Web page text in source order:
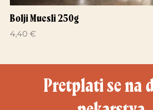
Bolji Muesli 250g
4,40 €
Pretplati se na